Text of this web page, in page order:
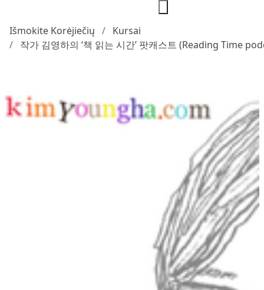
Išmokite Korėjiečių
Kursai
작가 김영하의 ‘책 읽는 시간’ 팟캐스트 (Reading Time